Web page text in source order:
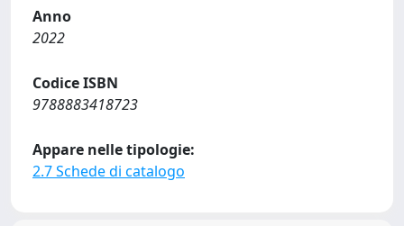
Anno
2022
Codice ISBN
9788883418723
Appare nelle tipologie:
2.7 Schede di catalogo